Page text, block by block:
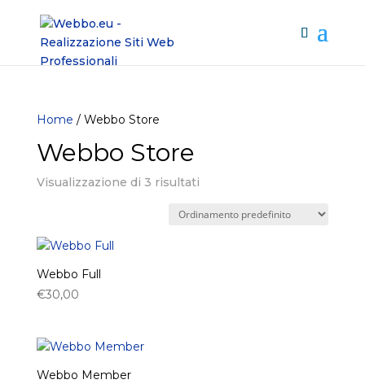
Home / Webbo Store
Webbo Store
Visualizzazione di 3 risultati
Webbo Full
€30,00
Webbo Member